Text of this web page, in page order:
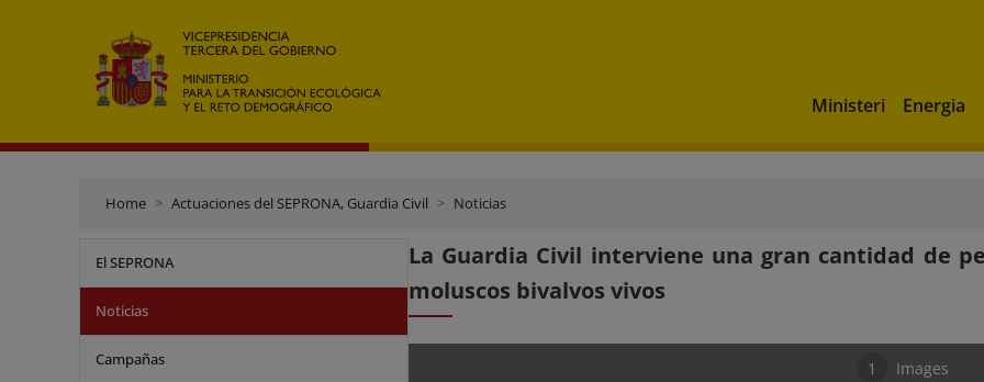
Ministeri Energia
Home Actuaciones del SEPRONA, Guardia Civil Noticias
El SEPRONA
Noticias
Campañas
La Guardia Civil interviene una gran cantidad de
moluscos bivalvos vivos
1 Images